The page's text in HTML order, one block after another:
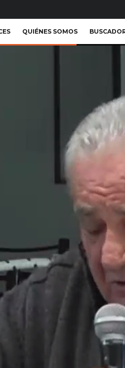
QUIÉNES SOMOS